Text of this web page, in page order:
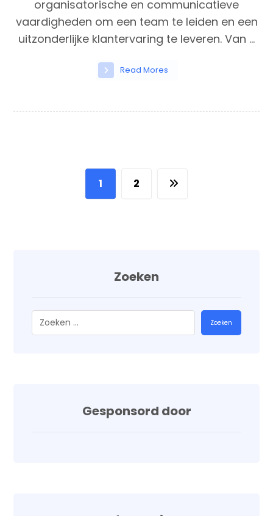
organisatorische en communicatieve
vaardigheden om een team te leiden en een
uitzonderlijke klantervaring te leveren. Van ...
Read Mores
1 2
Zoeken
Zoeken
Gesponsord door